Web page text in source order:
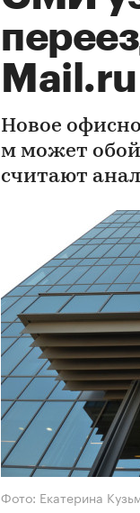
Новое
м может
считают
Фото: Екатерина